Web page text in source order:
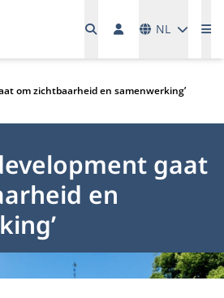
NL
om zichtbaarheid en samenwerking’
gaat
en